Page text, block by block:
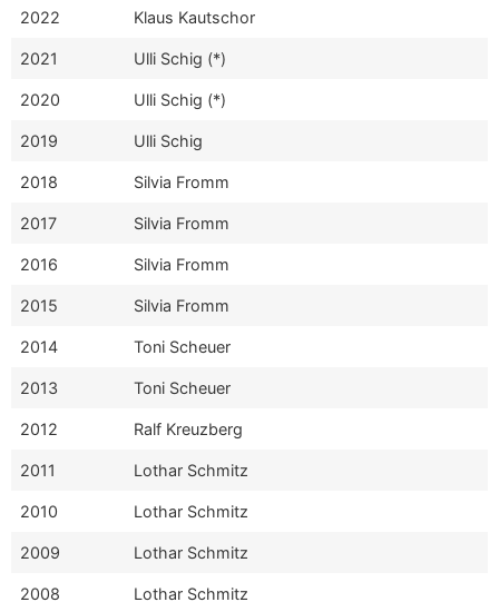
2022 Klaus Kautschor
2021 Ulli Schig (*)
2020 Ulli Schig (*)
2019 Ulli Schig
2018 Silvia Fromm
2017 Silvia Fromm
2016 Silvia Fromm
2015 Silvia Fromm
2014 Toni Scheuer
2013 Toni Scheuer
2012 Ralf Kreuzberg
2011 Lothar Schmitz
2010 Lothar Schmitz
2009 Lothar Schmitz
2008 Lothar Schmitz